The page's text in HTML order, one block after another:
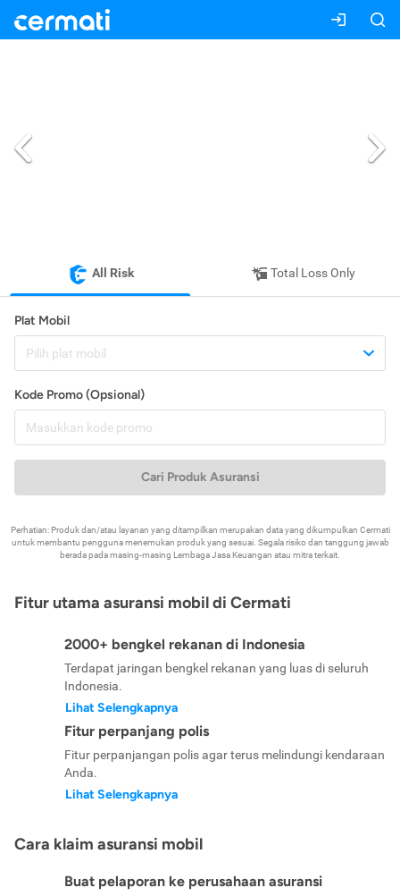
All Risk Total Loss Only
Plat Mobil
Pilih plat mobil
Kode Promo (Opsional)
Cari Produk Asuransi
Perhatian: Produk dan/atau layanan yang ditampilkan merupakan data yang dikumpulkan Cermati
untuk membantu pengguna menemukan produk yang sesuai. Segala risiko dan tanggung jawab
berada pada masing-masing Lembaga Jasa Keuangan atau mitra terkait.
Fitur utama asuransi mobil di Cermati
2000+ bengkel rekanan di Indonesia
Terdapat jaringan bengkel rekanan yang luas di seluruh
Indonesia.
Lihat Selengkapnya
Fitur perpanjang polis
Fitur perpanjangan polis agar terus melindungi kendaraan
Anda.
Lihat Selengkapnya
Cara klaim asuransi mobil
Buat pelaporan ke perusahaan asuransi